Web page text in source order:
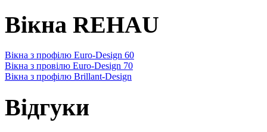
Вікна REHAU
Вікна з профілю Euro-Design 60
Вікна з провілю Euro-Design 70
Вікна з профілю Brillant-Design
Відгуки